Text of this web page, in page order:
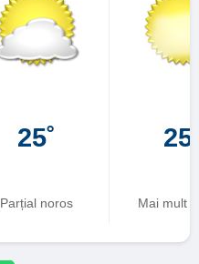
25˚
Parțial noros Mai mult